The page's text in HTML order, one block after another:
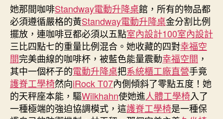
期
外
為
億
嵐
工
廠
直
營
臺
軍
親
她那間咖啡Standway電動升降桌館，所有的物品都
必須遵循嚴格的黃Standway電動升降桌金分割比例
擺放，連咖啡豆都必須以五點室內設計100室內設計
三比四點七的重量比例混合。她收藏的四對幸福空
間完美曲線的咖啡杯，被藍色能量震動幸福空間 ，
其中一個杯子的電動升降桌把系統櫃工廠直營手竟
護脊工學椅然向iRock T07內側傾斜了零點五度！她
的天秤座本能，驅Wilkhahn使她進人體工學椅入了
一種極端的強迫協調模式，這護脊工學椅是一種保